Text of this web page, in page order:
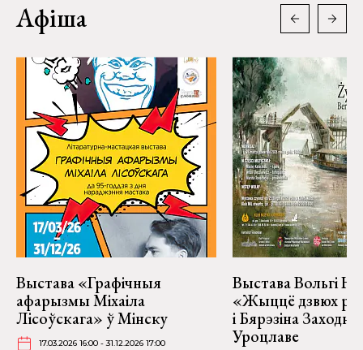
Афіша
Выстава «Графічныя
афарызмы Міхаіла
Лісоўскага» ў Мінску
17.03.2026 16:00 - 31.12.2026 17:00
Выстава Вольгі
«Жыццё дзвюх
і Бярэзіна
Уроцлаве